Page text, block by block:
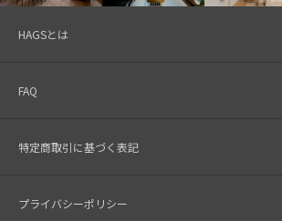
HAGSとは
FAQ
特定商取引に基づく表記
プライバシーポリシー